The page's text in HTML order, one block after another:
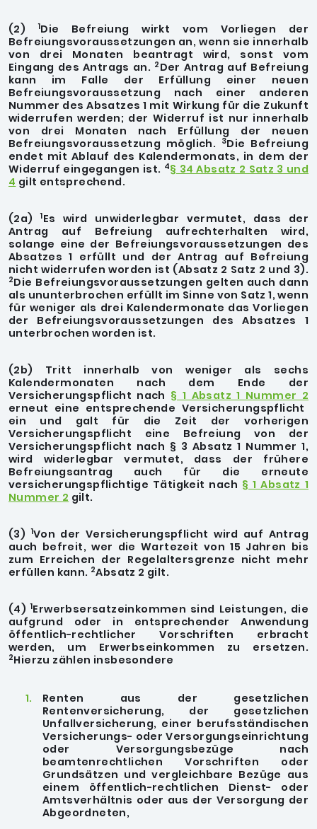
(2) 1Die Befreiung wirkt vom Vorliegen der
Befreiungsvoraussetzungen an, wenn sie innerhalb
von drei Monaten beantragt wird, sonst vom
Eingang des Antrags an. 2 Der Antrag auf Befreiung
kann im Falle der Erfüllung einer neuen
Befreiungsvoraussetzung nach einer anderen
Nummer des Absatzes 1 mit Wirkung für die Zukunft
widerrufen werden; der Widerruf ist nur innerhalb
von drei Monaten nach Erfüllung der neuen
Befreiungsvoraussetzung möglich.
3Die Befreiung
endet mit Ablauf des Kalendermonats, in dem der
Widerruf eingegangen ist. 4§ 34 Absatz 2 Satz 3 und
4 gilt entsprechend.
(2a)1Es wird unwiderlegbar vermutet, dass der
Antrag auf Befreiung aufrechterhalten wird,
solange eine der Befreiungsvoraussetzungen des
Absatzes 1 erfüllt und der Antrag auf Befreiung
nicht widerrufen worden ist (Absatz 2 Satz 2 und 3).
2Die Befreiungsvoraussetzungen gelten auch dann
als ununterbrochen erfüllt im Sinne von Satz 1, wenn
für weniger als drei Kalendermonate das Vorliegen
der Befreiungsvoraussetzungen des Absatzes 1
unterbrochen worden ist.
(2b) Tritt innerhalb von weniger als sechs
Kalendermonaten nach dem Ende der
Versicherungspflicht nach § 1 Absatz 1 Nummer 2
erneut eine entsprechende Versicherungspflicht
ein und galt für die Zeit der vorherigen
Versicherungspflicht eine Befreiung von der
Versicherungspflicht nach § 3 Absatz 1 Nummer 1,
wird widerlegbar vermutet, dass der frühere
Befreiungsantrag auch für die erneute
versicherungspflichtige Tätigkeit nach § 1 Absatz 1
Nummer 2 gilt.
(3) 1Von der Versicherungspflicht wird auf Antrag
auch befreit, wer die Wartezeit von 15 Jahren bis
zum Erreichen der Regelaltersgrenze nicht mehr
erfüllen kann. 2Absatz 2 gilt.
(4)1Erwerbsersatzeinkommen sind Leistungen, die
aufgrund oder in entsprechender Anwendung
öffentlich-rechtlicher Vorschriften erbracht
werden, um Erwerbseinkommen zu ersetzen.
2Hierzu zählen insbesondere
Renten aus der gesetzlichen
Rentenversicherung, der gesetzlichen
Unfallversicherung, einer berufsständischen
Versicherungs- oder Versorgungseinrichtung
oder Versorgungsbezüge nach
beamtenrechtlichen Vorschriften oder
Grundsätzen und vergleichbare Bezüge aus
einem öffentlich-rechtlichen Dienst- oder
Amtsverhältnis oder aus der Versorgung der
Abgeordneten,